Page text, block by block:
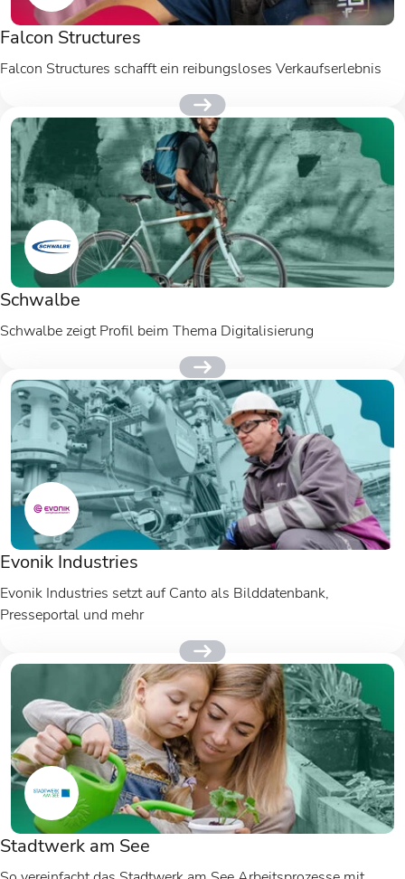
Falcon Structures
Falcon Structures schafft ein reibungsloses Verkaufserlebnis
Schwalbe
Schwalbe zeigt Profil beim Thema Digitalisierung
Evonik Industries
Evonik Industries setzt auf Canto als Bilddatenbank,
Presseportal und mehr
Stadtwerk am See